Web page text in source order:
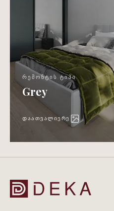
ᲠᲔᲛᲝᲜᲢᲘᲡ ᲢᲘᲞᲘ
Grey
ᲓᲐᲐᲗᲕᲐᲚᲘᲔᲠᲔ